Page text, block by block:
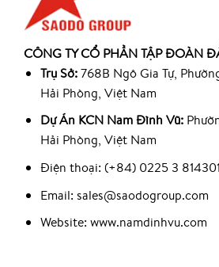
CÔNG TY CỔ PHẦN TẬP ĐOÀN
Trụ Sở:768B Ngô Gia Tự,
Hải Phòng, Việt Nam
Dự Án KCN Nam Đình Vũ:
Hải Phòng, Việt Nam
Điện thoại: (+84) 0225 3 814301
Email: sales@saodogroup.com
Website: www.namdinhvu.com